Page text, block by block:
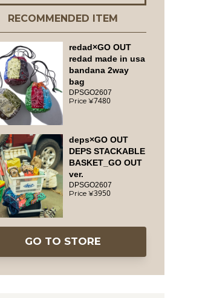
RECOMMENDED ITEM
redad×GO OUT
redad made in usa
bandana 2way
bag
DPSGO2607
7480
deps×GO OUT
DEPS STACKABLE
BASKET_GO OUT
ver.
DPSGO2607
3950
GO TO STORE